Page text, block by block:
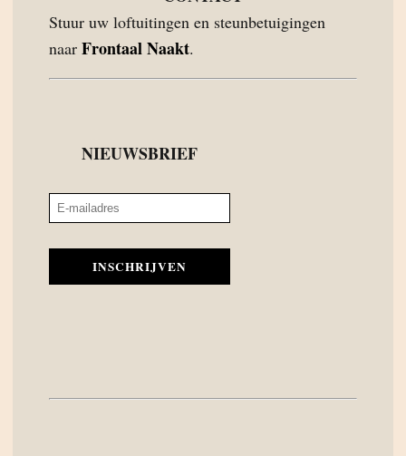
Stuur uw loftuitingen en steunbetuigingen
naar Frontaal Naakt.
NIEUWSBRIEF
INSCHRIJVEN